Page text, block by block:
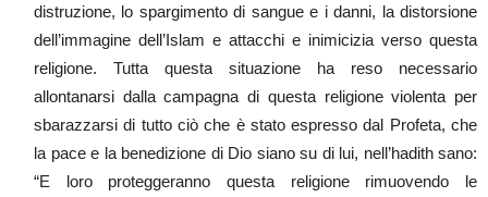
distruzione, lo spargimento di sangue e i danni, la distorsione
dell’immagine dell’Islam e attacchi e inimicizia verso questa
religione. Tutta questa situazione ha reso necessario
allontanarsi dalla campagna di questa religione violenta per
sbarazzarsi di tutto ciò che è stato espresso dal Profeta, che
la pace e la benedizione di Dio siano su di lui, nell’hadith sano:
“E loro proteggeranno questa religione rimuovendo le